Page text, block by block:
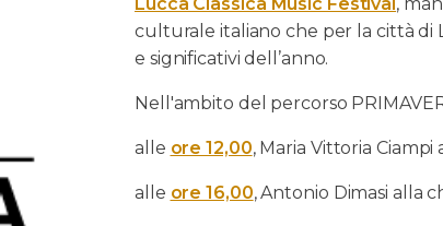
culturale italiano che per la città di
e significativi dell’anno.
Nell'ambito del percorso
alle ore 12,00, Maria Vittoria
alle ore 16,00, Antonio Dimasi alla